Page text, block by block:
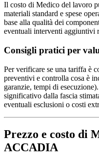
Il costo di Medico del lavoro
materiali standard e spese
base alla qualità dei
eventuali interventi aggiuntivi
Consigli pratici per
Per verificare se una tariffa è
preventivi e controlla cosa è
garanzie, tempi di
significativo dalla fascia
eventuali esclusioni o costi
Prezzo e costo di
ACCADIA